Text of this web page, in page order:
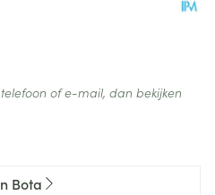
of e-mail, dan bekijken
Bota